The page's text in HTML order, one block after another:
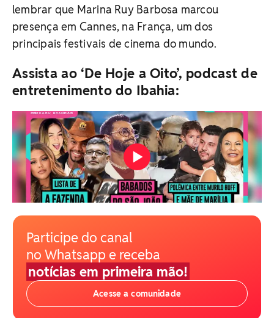
lembrar que Marina Ruy Barbosa marcou
presença em Cannes, na França, um dos
principais festivais de cinema do mundo.
Assista ao ‘De Hoje a Oito’, podcast de
entretenimento do Ibahia:
Participe do canal
no Whatsapp e receba
notícias em primeira mão!
Acesse a comunidade